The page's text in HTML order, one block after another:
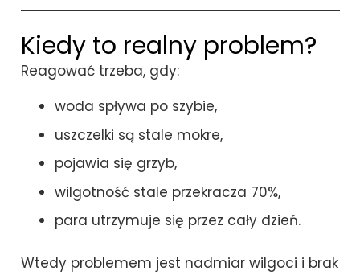
Kiedy to realny problem?
Reagować trzeba, gdy:
woda spływa po szybie,
uszczelki są stale mokre,
pojawia się grzyb,
wilgotność stale przekracza 70%,
para utrzymuje się przez cały dzień.
Wtedy problemem jest nadmiar wilgoci i brak